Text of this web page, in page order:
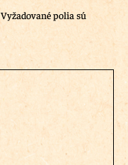
Vyžadované polia sú